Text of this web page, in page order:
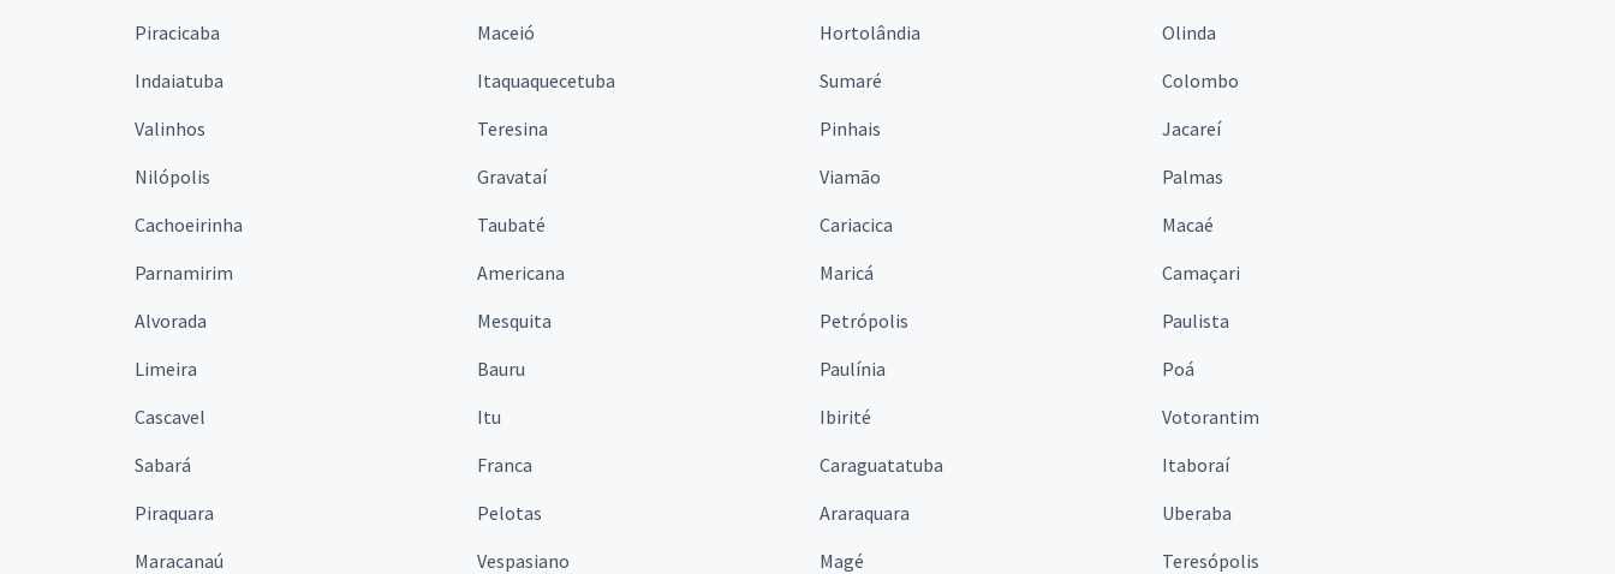
Piracicaba
Maceió Hortolândia
Olinda
Indaiatuba
Itaquaquecetuba Sumaré
Colombo
Valinhos
Teresina Pinhais
Jacareí
Nilópolis
Gravataí Viamão
Palmas
Cachoeirinha
Taubaté Cariacica
Macaé
Parnamirim
Americana Maricá
Camaçari
Alvorada
Mesquita Petrópolis
Paulista
Limeira
Bauru Paulínia
Poá
Cascavel
Itu Ibirité
Votorantim
Sabará
Franca Caraguatatuba
Itaboraí
Piraquara
Pelotas Araraquara
Uberaba
Maracanaú
Vespasiano Magé Teresópolis